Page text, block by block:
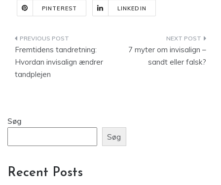
PINTEREST LINKEDIN
Indlægsnavigation
Fremtidens tandretning:
Hvordan invisalign ændrer
tandplejen
7 myter om invisalign –
sandt eller falsk?
Søg
Søg
Recent Posts